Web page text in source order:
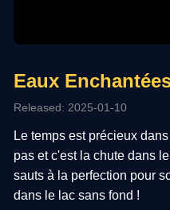
Eaux
Released: 2025-01-10
Le temps est précieux
pas et c'est la chute dans
sauts à la perfection pour
dans le lac sans fond !